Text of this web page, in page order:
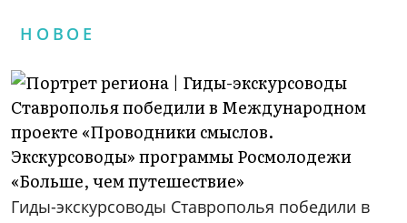
НОВОЕ
Гиды-экскурсоводы Ставрополья победили в